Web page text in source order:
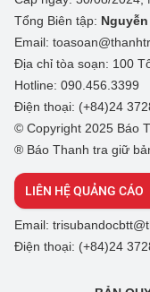
Tổng Biên tập:
Email:
Địa chỉ tòa soạn: 100
Hotline: 090.456.3399
Điện thoại: (+84)24
© Copyright 2025 Báo
® Báo Thanh tra giữ
LIÊN HỆ QUẢNG CÁO
Email:
Điện thoại: (+84)24